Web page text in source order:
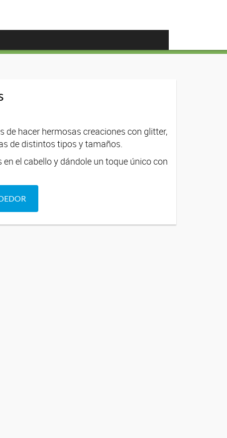
de hacer hermosas creaciones con glitter,
de distintos tipos y tamaños.
el cabello y dándole un toque único con